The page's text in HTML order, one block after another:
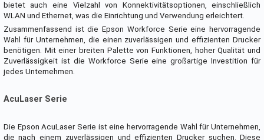
bietet auch eine Vielzahl von Konnektivitätsoptionen, einschließlich
WLAN und Ethernet, was die Einrichtung und Verwendung erleichtert.
Zusammenfassend ist die Epson Workforce Serie eine hervorragende
Wahl für Unternehmen, die einen zuverlässigen und effizienten Drucker
benötigen. Mit einer breiten Palette von Funktionen, hoher Qualität und
Zuverlässigkeit ist die Workforce Serie eine großartige Investition für
jedes Unternehmen.
AcuLaser Serie
Die Epson AcuLaser Serie ist eine hervorragende Wahl für Unternehmen,
die nach einem zuverlässigen und effizienten Drucker suchen. Diese